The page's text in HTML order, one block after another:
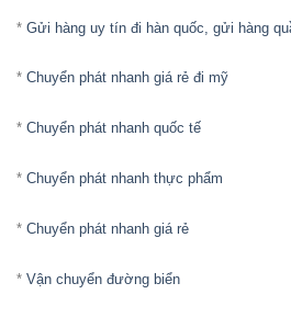
* Gửi hàng uy tín đi hàn quốc, gửi hàng
* Chuyển phát nhanh giá rẻ đi mỹ
* Chuyển phát nhanh quốc tế
* Chuyển phát nhanh thực phẩm
* Chuyển phát nhanh giá rẻ
* Vận chuyển đường biển